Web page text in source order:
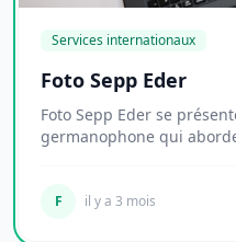
Services internationaux
Foto Sepp Eder
Foto Sepp Eder se
germanophone qui
F il y a 3 mois